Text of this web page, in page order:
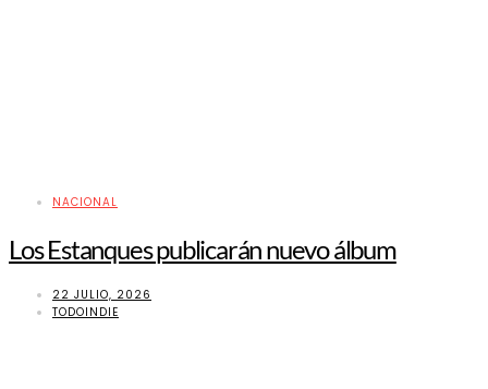
NACIONAL
Los Estanques publicarán nuevo álbum
22 JULIO, 2026
TODOINDIE